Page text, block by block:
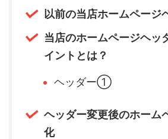
以前の当店ホームページ
当店のホームページヘッ
イントとは？
ヘッダー①
ヘッダー変更後のホーム
化